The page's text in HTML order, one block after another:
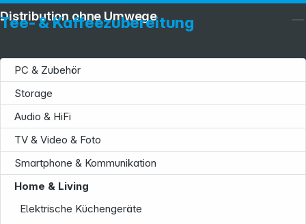
Tee- & Kaffeezubereitung
PC & Zubehör
Storage
Audio & HiFi
TV & Video & Foto
Smartphone & Kommunikation
Home & Living
Elektrische Küchengeräte
Distribution ohne Umwege